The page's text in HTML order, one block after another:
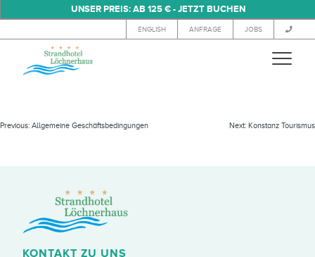
UNSER PREIS: AB 125 € - JETZT BUCHEN
ENGLISH ANFRAGE JOBS
Previous: Allgemeine Geschäftsbedingungen Next: Konstanz Tourismus
KONTAKT ZU UNS